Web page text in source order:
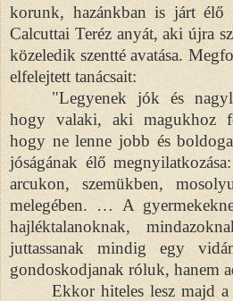
korunk, hazánkban is járt élő
Calcuttai Teréz anyát, aki újra
közeledik szentté avatása.
elfelejtett tanácsait:
"Legyenek jók és
hogy valaki, aki magukhoz
hogy ne lenne jobb és
jóságának élő
arcukon, szemükben,
melegében. … A
hajléktalanoknak,
juttassanak mindig egy
gondoskodjanak róluk, hanem
Ekkor hiteles lesz majd